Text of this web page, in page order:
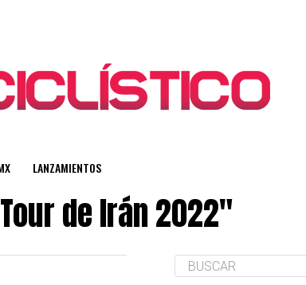
LANZAMIENTOS
de Irán 2022"